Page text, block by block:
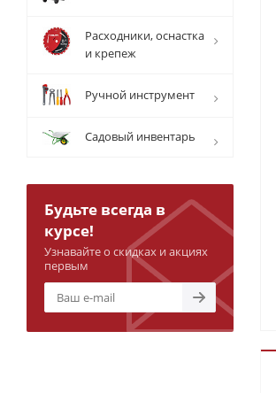
Расходники, оснастка
и крепеж
Ручной инструмент
Садовый инвентарь
Будьте всегда в
курсе!
Узнавайте о скидках и акциях
первым